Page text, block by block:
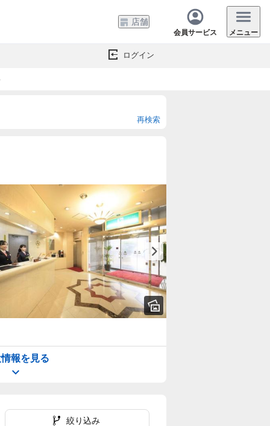
店舗
会員サービス メニュー
ログイン
再検索
報を見る
絞り込み